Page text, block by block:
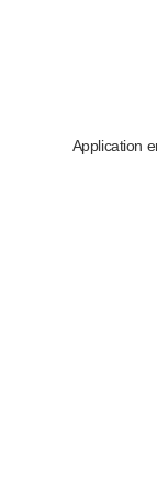
Application